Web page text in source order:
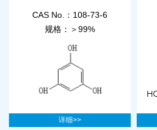
CAS No.：108-73-6
规格：＞99%
详细>>